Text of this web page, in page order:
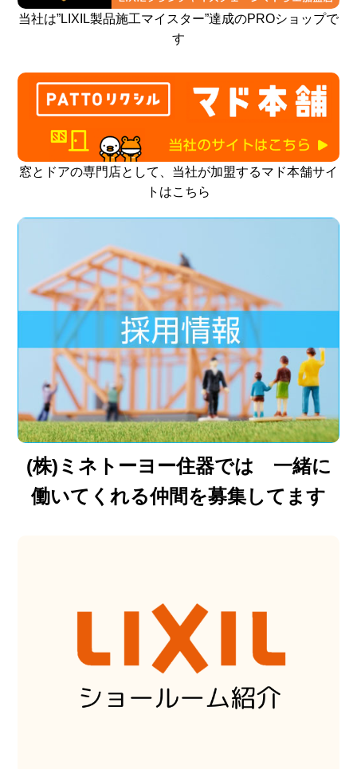
当社は”LIXIL製品施工マイスター”達成のPROショップで
す
窓とドアの専門店として、当社が加盟するマド本舗サイ
トはこちら
(株)ミネトーヨー住器では 一緒に
働いてくれる仲間を募集してます